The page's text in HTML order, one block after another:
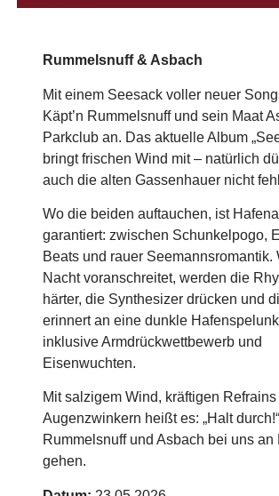
Rummelsnuff & Asbach
Mit einem Seesack voller neuer
Käpt’n Rummelsnuff und sein Maat
Parkclub an. Das aktuelle Album
bringt frischen Wind mit – natürlich
auch die alten Gassenhauer nicht
Wo die beiden auftauchen, ist
garantiert: zwischen Schunkelpogo,
Beats und rauer Seemannsromantik.
Nacht voranschreitet, werden die
härter, die Synthesizer drücken und
erinnert an eine dunkle
inklusive Armdrückwettbewerb und
Eisenwuchten.
Mit salzigem Wind, kräftigen Refrains
Augenzwinkern heißt es: „Halt
Rummelsnuff und Asbach bei uns an
gehen.